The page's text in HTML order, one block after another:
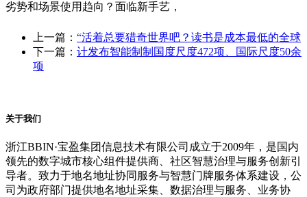
劣势和场景使用趋向？面临新手艺，
上一篇： “活着总要猎奇世界吧？读书是成本最低的全球
下一篇： 计发布智能制制国度尺度472项、国际尺度50余
项
关于我们
浙江BBIN·宝盈集团信息技术有限公司成立于2009年，是国内
领先的数字城市核心组件提供商、社区智慧治理与服务创新引
导者。致力于地名地址协同服务与智慧门牌服务体系建设，公
司为政府部门提供地名地址采集、数据治理与服务、业务协